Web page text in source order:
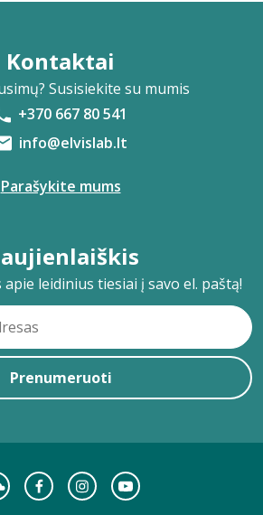
Kontaktai
Susisiekite su mumis
+370 667 80 541
info@elvislab.lt
Parašykite mums
leidinius tiesiai į savo el. paštą!
Prenumeruoti